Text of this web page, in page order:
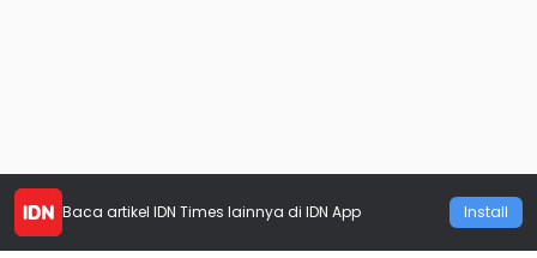
Baca artikel IDN Times lainnya di IDN App Install